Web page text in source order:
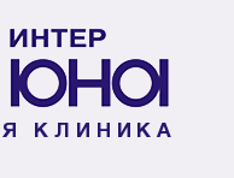
КЛИНИКА